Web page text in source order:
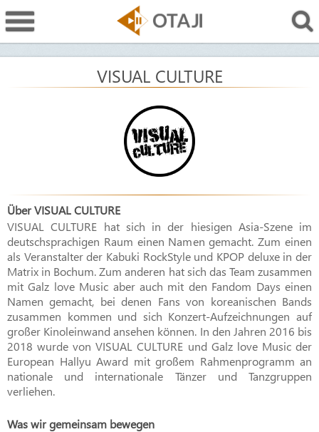
VISUAL CULTURE
Über VISUAL CULTURE
VISUAL CULTURE hat sich in der hiesigen Asia-Szene im
deutschsprachigen Raum einen Namen gemacht. Zum einen
als Veranstalter der Kabuki RockStyle und KPOP deluxe in der
Matrix in Bochum. Zum anderen hat sich das Team zusammen
mit Galz love Music aber auch mit den Fandom Days einen
Namen gemacht, bei denen Fans von koreanischen Bands
zusammen kommen und sich Konzert-Aufzeichnungen auf
großer Kinoleinwand ansehen können. In den Jahren 2016 bis
2018 wurde von VISUAL CULTURE und Galz love Music der
European Hallyu Award mit großem Rahmenprogramm an
nationale und internationale Tänzer und Tanzgruppen
verliehen.
Was wir gemeinsam bewegen